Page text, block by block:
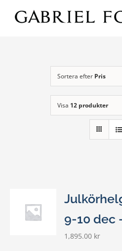
Sortera efter Pris
Visa 12 produkter
9-10 dec
1,895.00 kr